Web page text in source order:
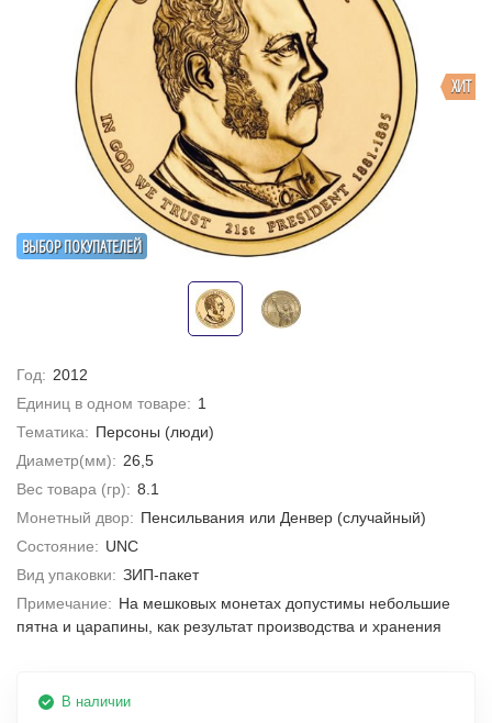
ВЫБОР ПОКУПАТЕЛЕЙ
ХИТ
Год: 2012
Единиц в одном товаре: 1
Тематика: Персоны (люди)
Диаметр(мм): 26,5
Вес товара (гр): 8.1
Монетный двор: Пенсильвания или Денвер (случайный)
Состояние: UNC
Вид упаковки: ЗИП-пакет
Примечание: На мешковых монетах допустимы небольшие
пятна и царапины, как результат производства и хранения
В наличии